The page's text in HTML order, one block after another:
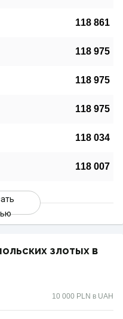
118 861
118 975
118 975
118 975
118 034
118 007
злотых в
10 000 PLN в UAH